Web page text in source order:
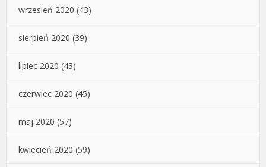
wrzesień 2020 (43)
sierpień 2020 (39)
lipiec 2020 (43)
czerwiec 2020 (45)
maj 2020 (57)
kwiecień 2020 (59)